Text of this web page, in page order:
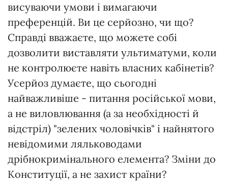
висуваючи умови і вимагаючи
преференцій. Ви це серйозно, чи що?
Справді вважаєте, що можете собі
дозволити виставляти ультиматуми, коли
не контролюєте навіть власних кабінетів?
Усерйоз думаєте, що сьогодні
найважливіше - питання російської мови,
а не виловлювання (а за необхідності й
відстріл) "зелених чоловічків" і найнятого
невідомими ляльководами
дрібнокримінального елемента? Зміни до
Конституції, а не захист країни?